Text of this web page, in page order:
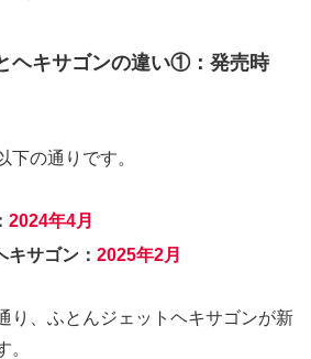
ヘキサゴンの違い①：発売時
下の通りです。
2024年4月
キサゴン：2025年2月
り、ふとんジェットヘキサゴンが新
。